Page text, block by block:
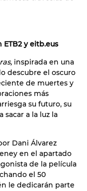
ETB2 y eitb.eus
inspirada en una
descubre el oscuro
de muertes y
más
su futuro, su
sacar a la luz la
Dani Álvarez
en el apartado
de la película
el 50
le dedicarán parte